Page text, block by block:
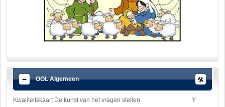
OOL Algemeen
Kwaliteitskaart De kunst van het vragen stellen
Y